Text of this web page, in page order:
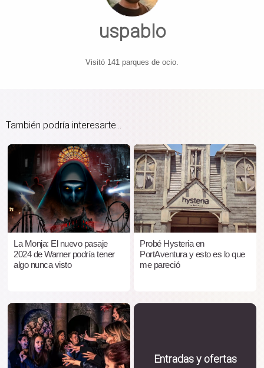
uspablo
Visitó 141 parques de ocio.
También podría interesarte...
La Monja: El nuevo pasaje
2024 de Warner podría tener
algo nunca visto
Probé Hysteria en
PortAventura y esto es lo que
me pareció
Entradas y ofertas